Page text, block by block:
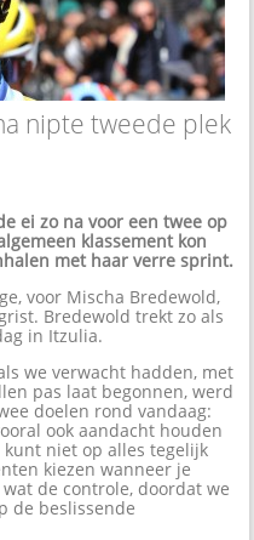
nipte tweede plek
ei zo na voor een twee op
klassement kon
met haar verre sprint.
voor Mischa Bredewold,
Bredewold trekt zo als
in Itzulia.
we verwacht hadden, met
pas laat begonnen, werd
doelen rond vandaag:
ook aandacht houden
kunt niet op alles tegelijk
kiezen wanneer je
de controle, doordat we
de beslissende